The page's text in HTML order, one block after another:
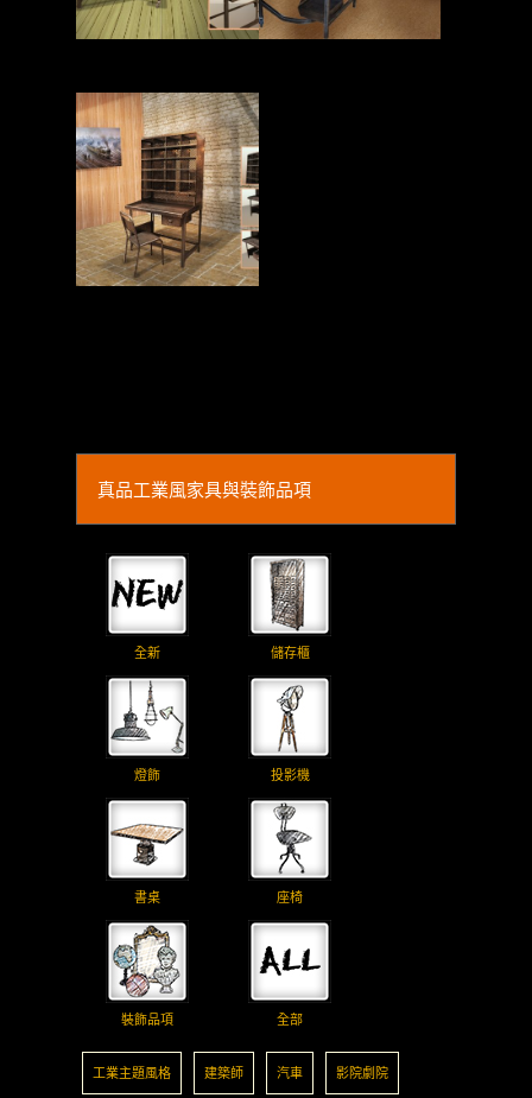
真品工業風家具與裝飾品項
全新 儲存櫃
燈飾 投影機
書桌 座椅
裝飾品項 全部
工業主題風格 建築師 汽車 影院劇院